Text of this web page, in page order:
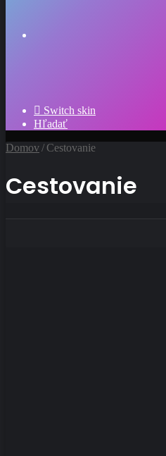
Switch skin
Hľadať
Domov/ Cestovanie
Cestovanie